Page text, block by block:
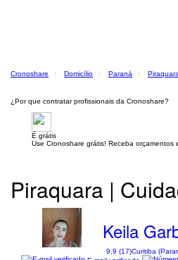
Cronoshare Domicílio Paraná
¿Por que contratar profissionais da Cronoshare?
É grátis
Use Cronoshare grátis! Receba orçamentos
Piraquara |
Keila
9,9 (17)Curitiba